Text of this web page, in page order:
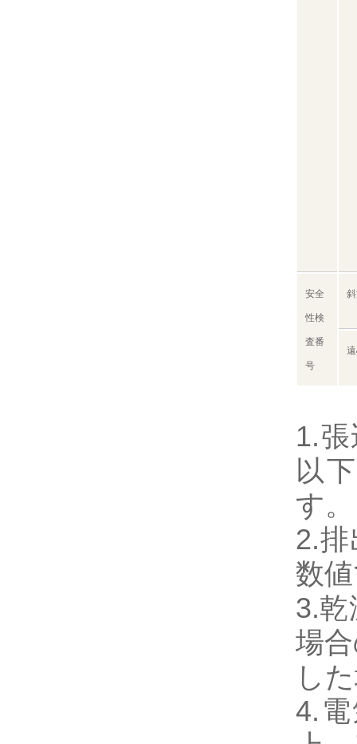
安全
性検
査番
号
1.
以
す。
2.
数
3.
場
し
4.